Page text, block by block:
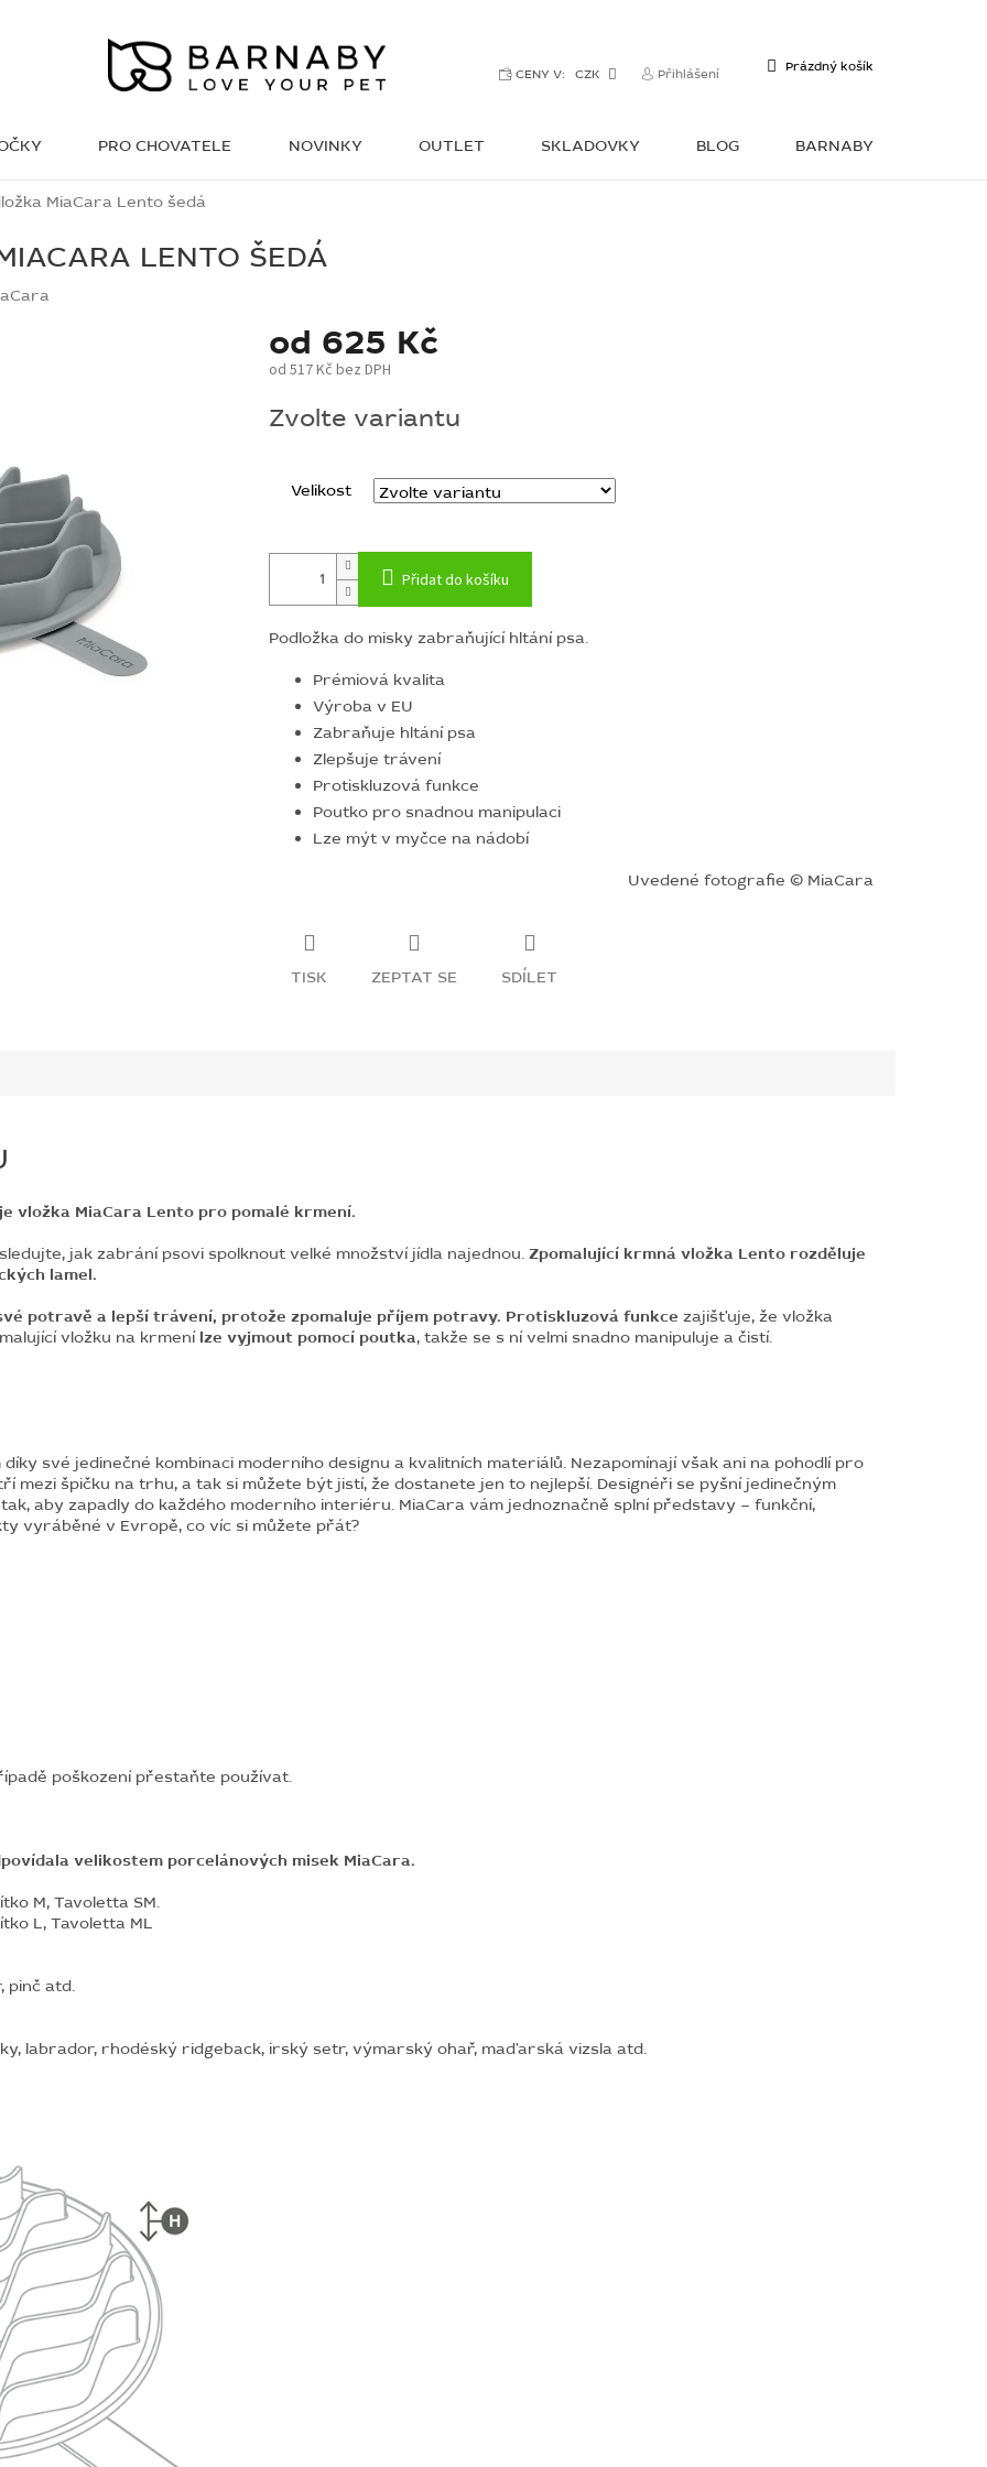
CENY V: CZK Přihlášení
NÁKUPNÍ
Prázdný košík
PRO CHOVATELE NOVINKY OUTLET SKLADOVKY BLOG BARNABY
WISH LIST
MiaCara Lento šedá
LENTO ŠEDÁ
od 625 Kč
od 517 Kč bez DPH
cena:
Zvolte variantu
Velikost
Přidat do košíku
Podložka do misky zabraňující hltání psa.
Prémiová kvalita
Výroba v EU
Zabraňuje hltání psa
Zlepšuje trávení
Protiskluzová funkce
Poutko pro snadnou manipulaci
Lze mýt v myčce na nádobí
Uvedené fotografie © MiaCara
TISK ZEPTAT SE SDÍLET
vložka MiaCara Lento pro pomalé krmení.
jak zabrání psovi spolknout velké množství jídla najednou. Zpomalující krmná vložka Lento rozděluje
lamel.
potravě a lepší trávení, protože zpomaluje příjem potravy. Protiskluzová funkce zajišťuje, že vložka
vložku na krmení lze vyjmout pomocí poutka, takže se s ní velmi snadno manipuluje a čistí.
své jedinečné kombinaci moderního designu a kvalitních materiálů. Nezapomínají však ani na pohodlí pro
mezi špičku na trhu, a tak si můžete být jistí, že dostanete jen to nejlepší. Designéři se pyšní jedinečným
aby zapadly do každého moderního interiéru. MiaCara vám jednoznačně splní představy – funkční,
vyráběné v Evropě, co víc si můžete přát?
poškození přestaňte používat.
velikostem porcelánových misek MiaCara.
M, Tavoletta SM.
L, Tavoletta ML
pinč atd.
labrador, rhodéský ridgeback, irský setr, výmarský ohař, maďarská vizsla atd.